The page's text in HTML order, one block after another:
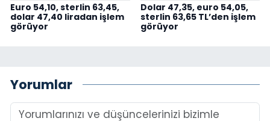
Euro 54,10, sterlin 63,45,
dolar 47,40 liradan işlem
görüyor
Dolar 47,35, euro 54,05,
sterlin 63,65 TL’den işlem
görüyor
Yorumlar